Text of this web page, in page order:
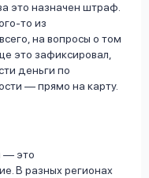
это назначен штраф.
то из
на вопросы о том
это зафиксировал,
деньги по
— прямо на карту.
— это
В разных регионах